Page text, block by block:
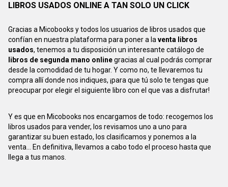
LIBROS USADOS ONLINE A TAN SOLO UN CLICK
Gracias a Micobooks y todos los usuarios de libros usados que
confían en nuestra plataforma para poner a laventa libros
usados, tenemos a tu disposición un interesante catálogo de
libros de segunda mano onlinegracias al cual podrás comprar
desde la comodidad de tu hogar. Y como no, te llevaremos tu
compra allí donde nos indiques, ¡para que tú solo te tengas que
preocupar por elegir el siguiente libro con el que vas a disfrutar!
Y es que en Micobooks nos encargamos de todo: recogemos los
libros usados para vender, los revisamos uno a uno para
garantizar su buen estado, los clasificamos y ponemos a la
venta... En definitiva, llevamos a cabo todo el proceso hasta que
llega a tus manos.